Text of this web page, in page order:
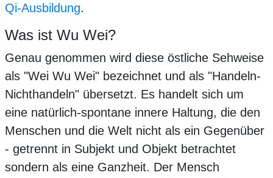
Qi-Ausbildung.
Was ist Wu Wei?
Genau genommen wird diese östliche Sehweise
als "Wei Wu Wei" bezeichnet und als "Handeln-
Nichthandeln" übersetzt. Es handelt sich um
eine natürlich-spontane innere Haltung, die den
Menschen und die Welt nicht als ein Gegenüber
- getrennt in Subjekt und Objekt betrachtet
sondern als eine Ganzheit. Der Mensch